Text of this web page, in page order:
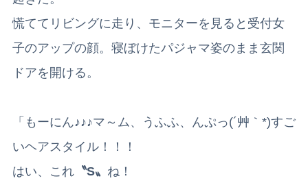
慌ててリビングに走り、モニターを見ると受付女
子のアップの顔。寝ぼけたパジャマ姿のまま玄関
ドアを開ける。
「もーにん♪♪♪マ～ム、うふふ、んぷっ(´艸｀*)すご
いヘアスタイル！！！
はい、これ 〝S〟 ね！